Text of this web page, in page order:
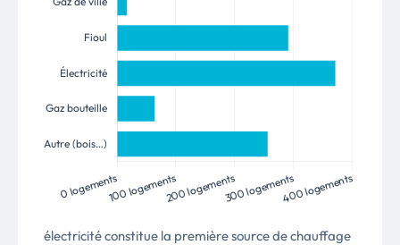
électricité constitue la première source de chauffage